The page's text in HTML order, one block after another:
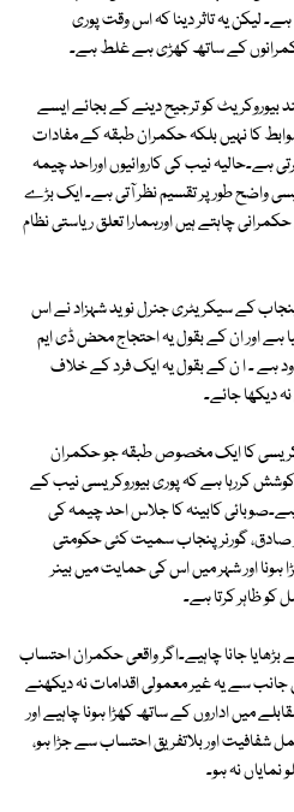
لیکن یہ تاثر دینا کہ اس وقت پوری
کے ساتھ کھڑی ہے غلط ہے۔
بیوروکریٹ کو ترجیح دینے کے بجائے ایسے
کا نہیں بلکہ حکمران طبقہ کے مفادات
ہے۔حالیہ نیب کی کاروائیوں اوراحد چیمہ
واضح طور پر تقسیم نظر آتی ہے۔ ایک بڑے
چاہتے ہیں اورہمارا تعلق ریاستی نظام
کے سیکریٹری جنرل نوید شہزاد نے اس
ہے اور ان کے بقول یہ احتجاج محض ڈی ایم
۔ ا ن کے بقول یہ ایک فرد کے خلاف
دیکھا جائے۔
کا ایک مخصوص طبقہ جو حکمران
کررہا ہے کہ پوری بیوروکریسی نیب کے
کابینہ کا جلاس احد چیمہ کی
صادق، گورنر پنجاب سمیت کئی حکومتی
اور شہر میں اس کی حمایت میں بینر
ظاہر کرتا ہے۔
جانا چاہیے۔اگر واقعی حکمران احتساب
سے یہ غیر معمولی اقدامات نہ دیکھنے
میں اداروں کے ساتھ کھڑا ہونا چاہیے اور
شفافیت اور بلاتفریق احتساب سے جڑا ہو،
نہ ہو۔